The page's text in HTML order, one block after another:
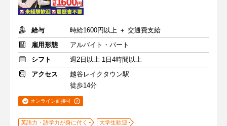
給与
時給1600円以上 ＋ 交通費支給
雇用形態
アルバイト・パート
シフト
週2日以上 1日4時間以上
アクセス
越谷レイクタウン駅
徒歩14分
オンライン面接可
英語力・語学力が身に付く
大学生歓迎